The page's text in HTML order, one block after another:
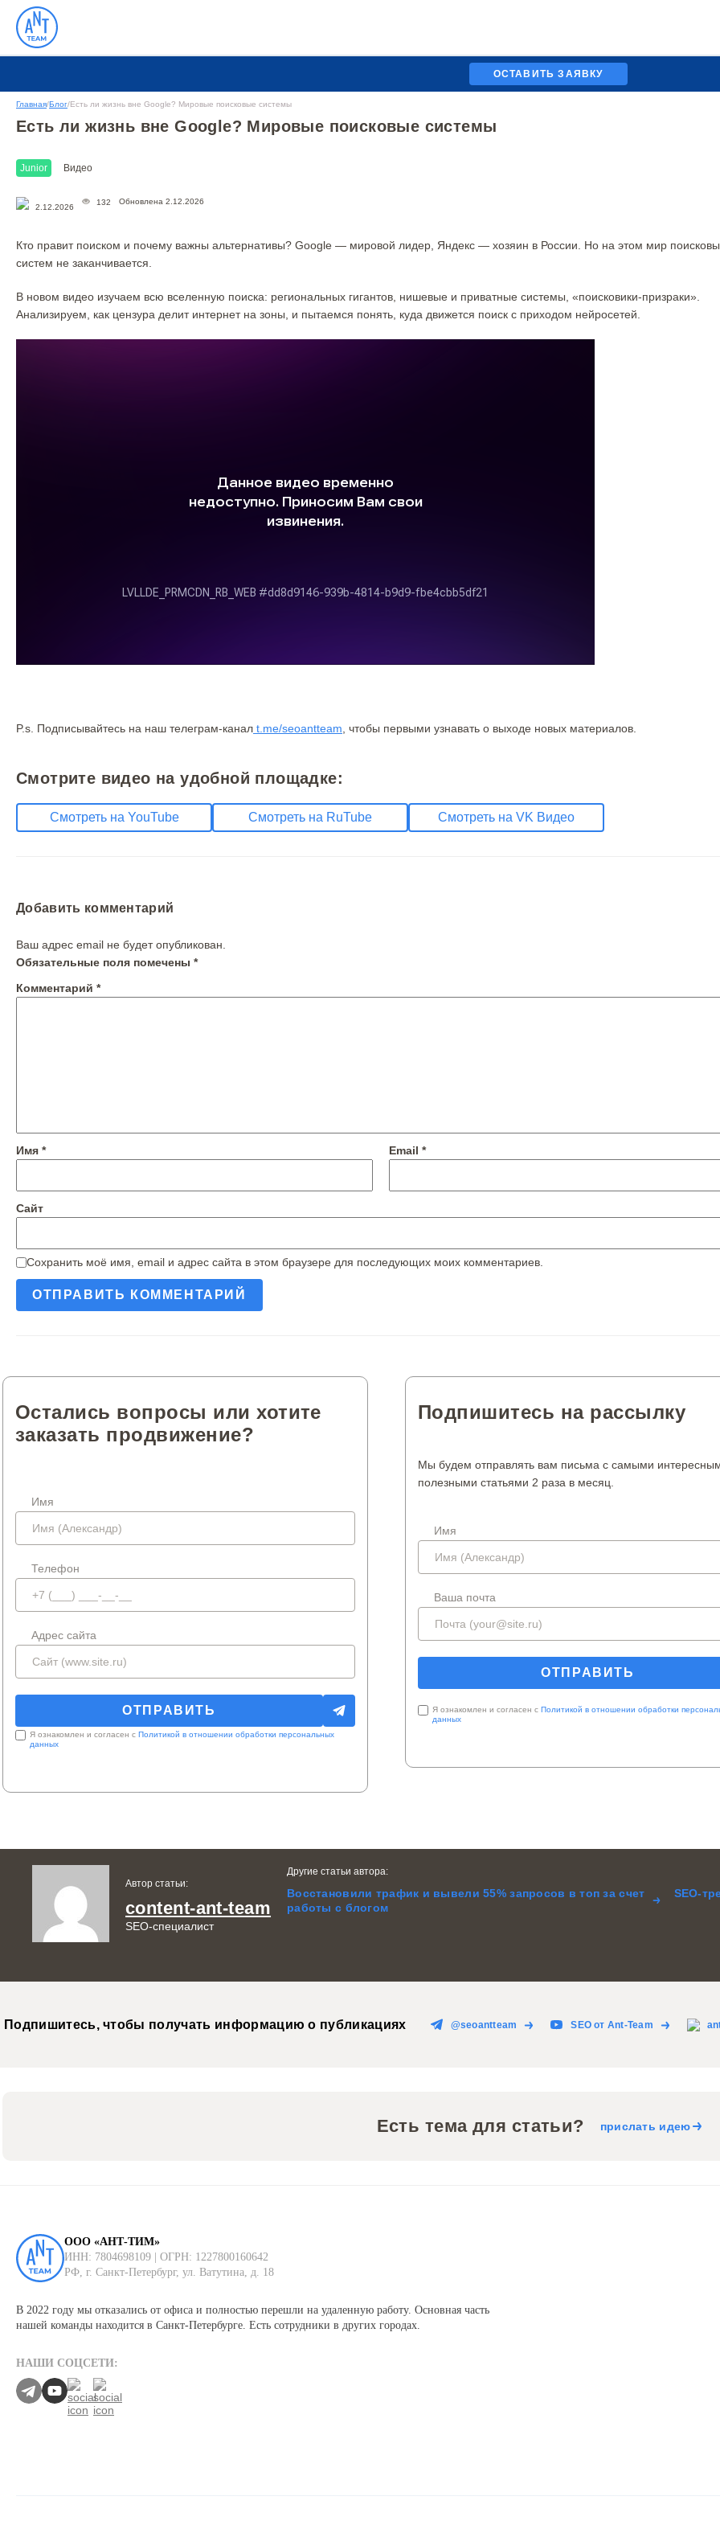
ОСТАВИТЬ ЗАЯВКУ
Главная/Блог/Есть ли жизнь вне Google? Мировые поисковые системы
Есть ли жизнь вне Google? Мировые поисковые системы
Junior Видео
2.12.2026
132 Обновлена 2.12.2026
Кто правит поиском и почему важны альтернативы? Google — мировой лидер, Яндекс — хозяин в России. Но на этом мир
систем не заканчивается.
В новом видео изучаем всю вселенную поиска: региональных гигантов, нишевые и приватные системы, «поисковики-призраки».
Анализируем, как цензура делит интернет на зоны, и пытаемся понять, куда движется поиск с приходом нейросетей.
P.s. Подписывайтесь на наш телеграм-канал t.me/seoantteam , чтобы первыми узнавать о выходе новых материалов.
Смотрите видео на удобной площадке:
Смотреть на YouTube Смотреть на RuTube Смотреть на VK Видео
Добавить комментарий
Ваш адрес email не будет опубликован.
Обязательные поля помечены *
Комментарий *
Имя * Email *
Сайт
Сохранить моё имя, email и адрес сайта в этом браузере для последующих моих комментариев.
Остались вопросы или хотите
заказать продвижение?
Имя
Телефон
Адрес сайта
Я ознакомлен и согласен с Политикой в отношении обработки персональных
данных
Подпишитесь на рассылку
Мы будем отправлять вам письма с самыми
полезными статьями 2 раза в месяц.
Имя
Ваша почта
Я ознакомлен и согласен с Политикой в отношении обработки
данных
Автор статьи:
content-ant-team
SEO-специалист
Другие статьи автора:
Восстановили трафик и вывели 55% запросов в топ за счет
работы с блогом
SEO-
Подпишитесь, чтобы получать информацию о публикациях @seoantteam SEO от Ant-Team
Есть тема для статьи? прислать идею
ООО «АНТ-ТИМ»
ИНН: 7804698109 | ОГРН: 1227800160642
РФ, г. Санкт-Петербург, ул. Ватутина, д. 18
В 2022 году мы отказались от офиса и полностью перешли на удаленную работу. Основная часть
нашей команды находится в Санкт-Петербурге. Есть сотрудники в других городах.
НАШИ СОЦСЕТИ: